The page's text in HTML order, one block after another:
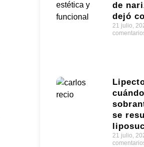
de
dejó
21 julio,
se
21 julio,